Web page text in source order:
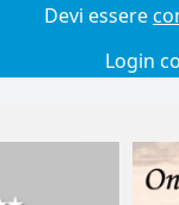
Devi essere
Login